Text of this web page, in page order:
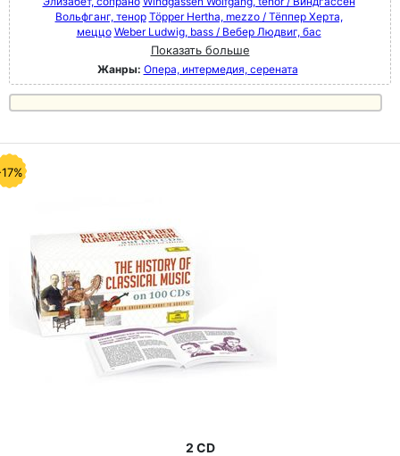
Вольфганг, тенор Töpper Hertha, mezzo / Тёппер Херта,
меццо Weber Ludwig, bass / Вебер Людвиг, бас
Показать больше
Жанры: Опера, интермедия, серената
2 CD